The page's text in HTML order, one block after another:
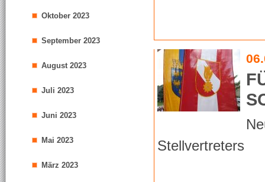
Oktober 2023
September 2023
August 2023
Juli 2023
Juni 2023
Mai 2023
März 2023
Stellvertreters